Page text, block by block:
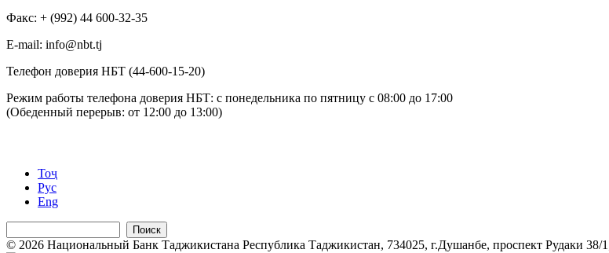
Факс: + (992) 44 600-32-35
Е-mail: info@nbt.tj
Телефон доверия НБТ (44-600-15-20)
Режим работы телефона доверия НБТ: с понедельника по пятницу с 08:00 до 17:00
(Обеденный перерыв: от 12:00 до 13:00)
Тоҷ
Рус
Eng
Поиск
© 2026 Национальный Банк Таджикистана Республика Таджикистан, 734025, г.Душанбе, проспект Рудаки 38/